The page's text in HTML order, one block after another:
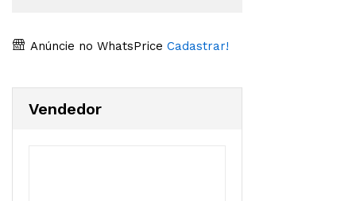
Anúncie no WhatsPrice Cadastrar!
Vendedor